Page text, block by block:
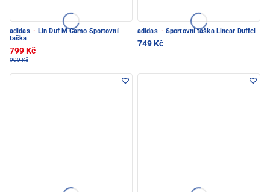
adidas · Lin Duf M Camo Sportovní
taška
799 Kč
999 Kč
adidas · Sportovní taška Linear Duffel
749 Kč